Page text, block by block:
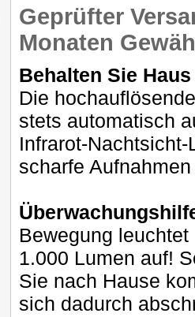
Geprüfter
Monaten
Behalten Sie
Die
stets automatisch
Infrarot-
scharfe
Bewegung
1.000 Lumen auf!
Sie nach Hause
sich dadurch